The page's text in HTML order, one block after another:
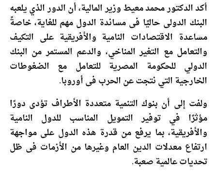
أكد الدكتور محمد معيط وزير المالية، أن الدور الذي يلعبه
البنك الدولى حاليًا فى مساندة الدول مهم للغاية، خاصةً
مساعدة الاقتصادات النامية والأفريقية على التكيف
والتعامل مع التغير المناخي، والدعم المستمر من البنك
الدولي للحكومة المصرية للتعامل مع الضغوطات
الخارجية التي نتجت عن الحرب فى أوروبا.
ولفت إلى أن بنوك التنمية متعددة الأطراف تؤدى دورًا
مؤثرًا في توفير التمويل المناسب للدول النامية
والأفريقية، بما يرفع من قدرة هذه الدول على مواجهة
ارتفاع معدلات الدين العام وغيرها من الأزمات فى ظل
تحديات عالمية صعبة.